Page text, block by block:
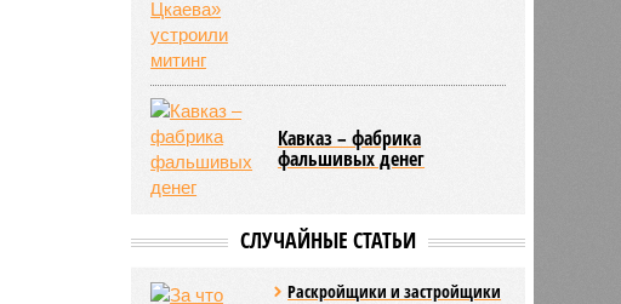
Кавказ – фабрика
фальшивых денег
СЛУЧАЙНЫЕ СТАТЬИ
Раскройщики и застройщики